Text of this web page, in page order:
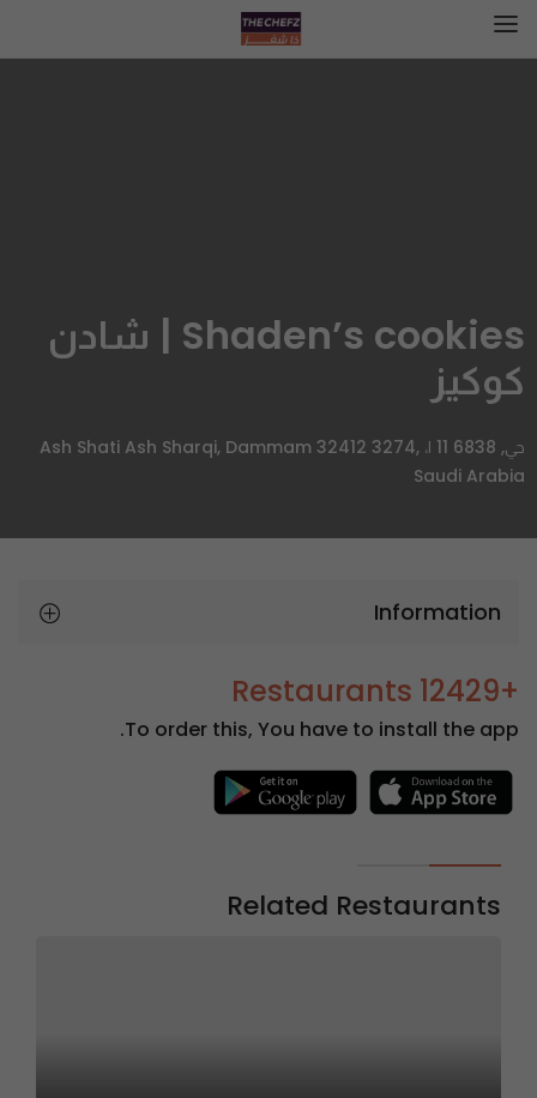
Shaden’s cookies | شادن
كوكيز
حي, 6838 11 ا، Ash Shati Ash Sharqi, Dammam 32412 3274,
Saudi Arabia
Information
+12429 Restaurants
To order this, You have to install the app.
Related Restaurants